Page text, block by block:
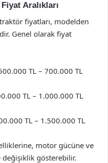
Aralıkları
traktör fiyatları, modelden
Genel olarak fiyat
TL – 700.000 TL
TL – 1.000.000 TL
TL – 1.500.000 TL
motor gücüne ve
gösterebilir.